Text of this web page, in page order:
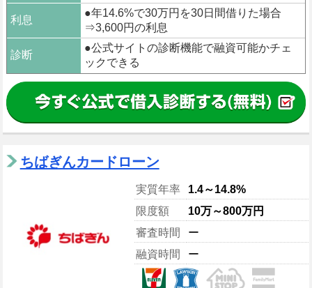
利息
●年14.6%で30万円を30日間借りた場合
⇒3,600円の利息
診断
●公式サイトの診断機能で融資可能かチェ
ックできる
ちばぎんカードローン
実質年率
1.4～14.8%
限度額
10万～800万円
審査時間
ー
融資時間
ー